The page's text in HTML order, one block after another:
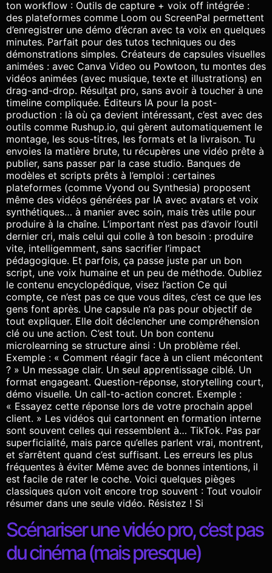
ton workflow : Outils de capture + voix off intégrée :
des plateformes comme Loom ou ScreenPal permettent
d’enregistrer une démo d’écran avec ta voix en quelques
minutes. Parfait pour des tutos techniques ou des
démonstrations simples. Créateurs de capsules visuelles
animées : avec Canva Video ou Powtoon, tu montes des
vidéos animées (avec musique, texte et illustrations) en
drag-and-drop. Résultat pro, sans avoir à toucher à une
timeline compliquée. Éditeurs IA pour la post-
production : là où ça devient intéressant, c’est avec des
outils comme Rushup.io, qui gèrent automatiquement le
montage, les sous-titres, les formats et la livraison. Tu
envoies la matière brute, tu récupères une vidéo prête à
publier, sans passer par la case studio. Banques de
modèles et scripts prêts à l’emploi : certaines
plateformes (comme Vyond ou Synthesia) proposent
même des vidéos générées par IA avec avatars et voix
synthétiques… à manier avec soin, mais très utile pour
produire à la chaîne. L’important n’est pas d’avoir l’outil
dernier cri, mais celui qui colle à ton besoin : produire
vite, intelligemment, sans sacrifier l’impact
pédagogique. Et parfois, ça passe juste par un bon
script, une voix humaine et un peu de méthode. Oubliez
le contenu encyclopédique, visez l’action Ce qui
compte, ce n’est pas ce que vous dites, c’est ce que les
gens font après. Une capsule n’a pas pour objectif de
tout expliquer. Elle doit déclencher une compréhension
clé ou une action. C’est tout. Un bon contenu
microlearning se structure ainsi : Un problème réel.
Exemple : « Comment réagir face à un client mécontent
? » Un message clair. Un seul apprentissage ciblé. Un
format engageant. Question-réponse, storytelling court,
démo visuelle. Un call-to-action concret. Exemple :
« Essayez cette réponse lors de votre prochain appel
client. » Les vidéos qui cartonnent en formation interne
sont souvent celles qui ressemblent à… TikTok. Pas par
superficialité, mais parce qu’elles parlent vrai, montrent,
et s’arrêtent quand c’est suffisant. Les erreurs les plus
fréquentes à éviter Même avec de bonnes intentions, il
est facile de rater le coche. Voici quelques pièges
classiques qu’on voit encore trop souvent : Tout vouloir
résumer dans une seule vidéo. Résistez ! Si
Scénariser une vidéo pro, c’est pas
du cinéma (mais presque)